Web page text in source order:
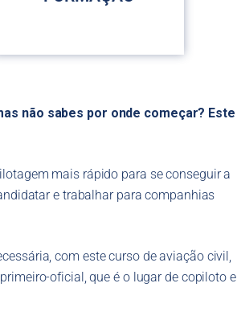
Portugal
não sabes por onde começar? Este
mais rápido para se conseguir a
e trabalhar para companhias
com este curso de aviação civil,
oficial, que é o lugar de copiloto e